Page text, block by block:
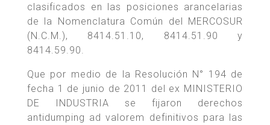
clasificados en las posiciones arancelarias
de la Nomenclatura Común del MERCOSUR
(N.C.M.), 8414.51.10, 8414.51.90 y
8414.59.90.
Que por medio de la Resolución N° 194 de
fecha 1 de junio de 2011 del ex MINISTERIO
DE INDUSTRIA se fijaron derechos
antidumping ad valorem definitivos para las